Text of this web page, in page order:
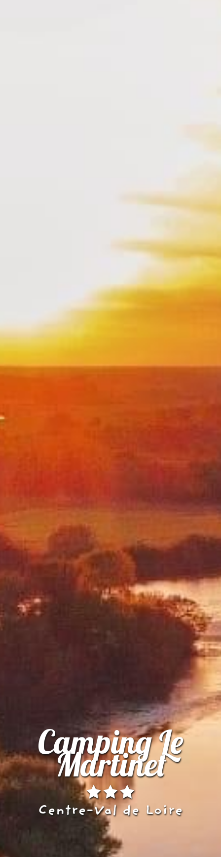
Camping Le
Martinet
Centre-Val de Loire